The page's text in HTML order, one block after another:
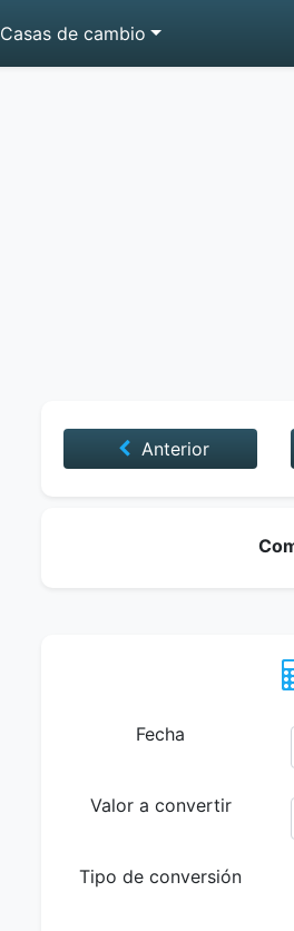
Casas de cambio
Anterior
Fecha
Valor a convertir
Tipo de conversión